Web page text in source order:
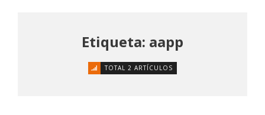
Etiqueta: aapp
TOTAL 2 ARTÍCULOS